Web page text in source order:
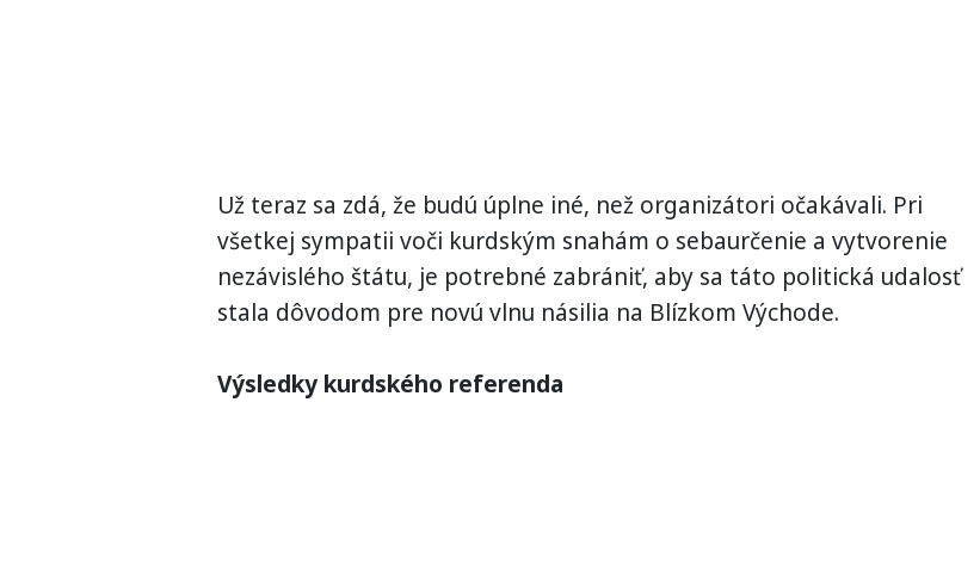
Už teraz sa zdá, že budú úplne iné, než organizátori očakávali. Pri
všetkej sympatii voči kurdským snahám o sebaurčenie a vytvorenie
nezávislého štátu, je potrebné zabrániť, aby sa táto politická udalosť
stala dôvodom pre novú vlnu násilia na Blízkom Východe.
Výsledky kurdského referenda